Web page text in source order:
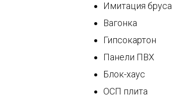
Имитация бруса
Вагонка
Гипсокартон
Панели ПВХ
Блок-хаус
ОСП плита